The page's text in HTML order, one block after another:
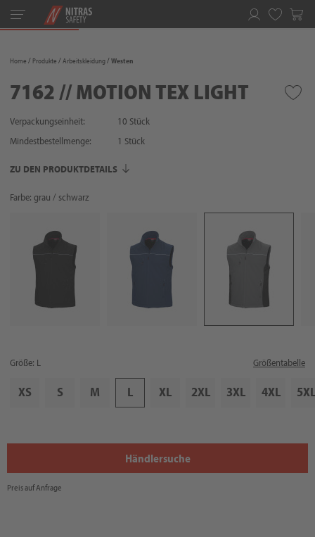
Toggle
navigation
Home Produkte Arbeitskleidung Westen
7162 // MOTION TEX LIGHT
Verpackungseinheit:
10 Stück
Mindestbestellmenge:
1 Stück
ZU DEN PRODUKTDETAILS
Farbe: grau / schwarz
Größe: L Größentabelle
XS S M L XL 2XL 3XL 4XL 5XL
Händlersuche
Preis auf Anfrage